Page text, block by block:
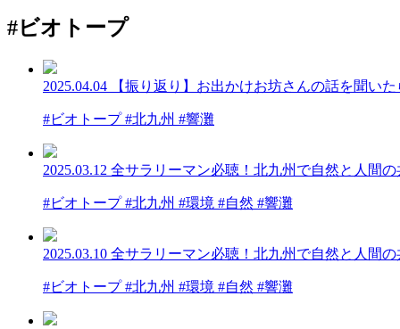
#ビオトープ
2025.04.04 【振り返り】お出かけお坊さんの話を聞い
#ビオトープ #北九州 #響灘
2025.03.12 全サラリーマン必聴！北九州で自然と人間
#ビオトープ #北九州 #環境 #自然 #響灘
2025.03.10 全サラリーマン必聴！北九州で自然と人間
#ビオトープ #北九州 #環境 #自然 #響灘